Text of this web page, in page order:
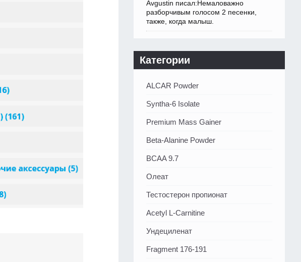
Avgustin писал:Немаловажно
разборчивым голосом 2 песенки,
также, когда малыш.
Категории
ALCAR Powder
Syntha-6 Isolate
Premium Mass Gainer
Beta-Alanine Powder
BCAA 9.7
Олеат
Тестостерон пропионат
Acetyl L-Carnitine
Ундециленат
Fragment 176-191